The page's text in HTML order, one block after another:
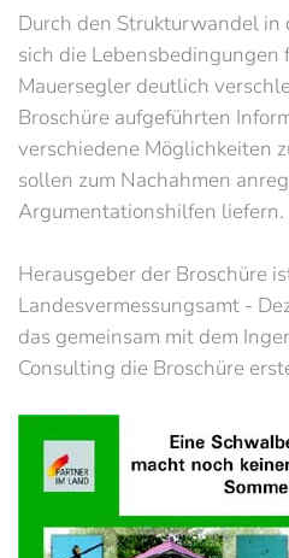
Durch den Strukturwandel
sich die Lebensbedingungen
Mauersegler deutlich
Broschüre aufgeführten
verschiedene Möglichkeiten
sollen zum Nachahmen
Argumentationshilfen liefern.
Herausgeber der Broschüre
Landesvermessungsamt -
das gemeinsam mit dem
Consulting die Broschüre